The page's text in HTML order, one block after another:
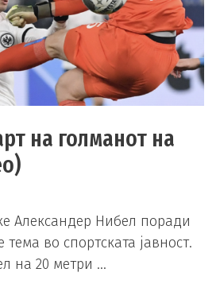
на голманот на
Александер Нибел поради
тема во спортската јавност.
на 20 метри …